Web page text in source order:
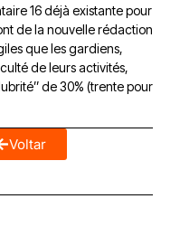
16 déjà existante pour
de la nouvelle rédaction
que les gardiens,
de leurs activités,
de 30% (trente pour
Voltar